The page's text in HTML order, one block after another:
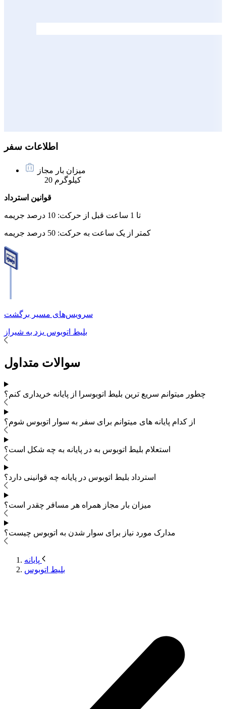
اطلاعات سفر
میزان بار مجاز
20 کیلوگرم
قوانین استرداد
تا 1 ساعت قبل از حرکت: 10 درصد جریمه
کمتر از یک ساعت به حرکت: 50 درصد جریمه
سرویس‌های مسیر برگشت
بلیط اتوبوس یزد به شیراز
سوالات متداول
چطور میتوانم سریع ترین بلیط اتوبوسرا از پایانه خریداری کنم؟
از کدام پایانه های میتوانم برای سفر به سوار اتوبوس شوم؟
استعلام بلیط اتوبوس به در پایانه به چه شکل است؟
استرداد بلیط اتوبوس در پایانه چه قوانینی دارد؟
میزان بار مجاز همراه هر مسافر چقدر است؟
مدارک مورد نیاز برای سوار شدن به اتوبوس چیست؟
بلیط اتوبوس